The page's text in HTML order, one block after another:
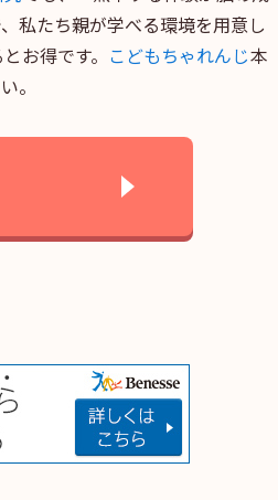
私たち親が学べる環境を用意し
お得です。 こどもちゃれんじ本
。